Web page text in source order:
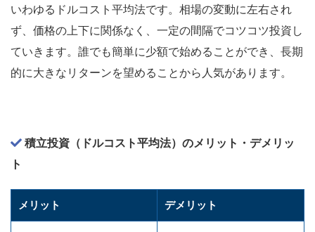
いわゆるドルコスト平均法です。相場の変動に左右され
ず、価格の上下に関係なく、一定の間隔でコツコツ投資し
ていきます。誰でも簡単に少額で始めることができ、長期
的に大きなリターンを望めることから人気があります。
積立投資（ドルコスト平均法）のメリット・デメリッ
ト
メリット デメリット